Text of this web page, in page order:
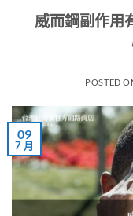
威而鋼副作用
POSTED
09
7 月